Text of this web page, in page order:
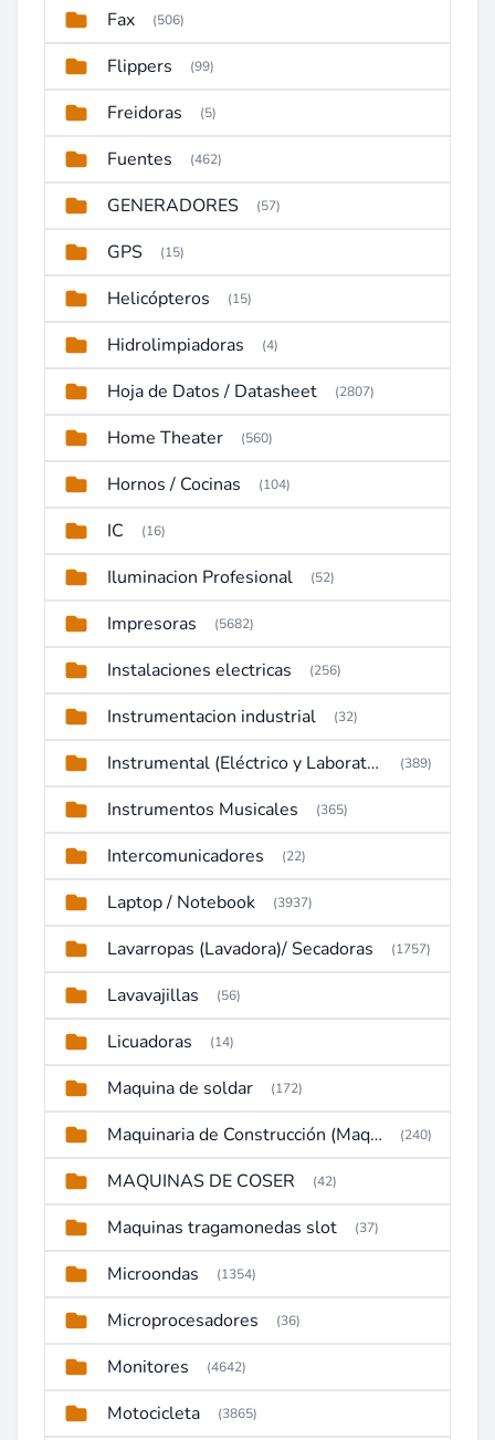
Fax (506)
Flippers (99)
Freidoras (5)
Fuentes (462)
GENERADORES (57)
GPS (15)
Helicópteros (15)
Hidrolimpiadoras (4)
Hoja de Datos / Datasheet (2807)
Home Theater (560)
Hornos / Cocinas (104)
IC (16)
Iluminacion Profesional (52)
Impresoras (5682)
Instalaciones electricas (256)
Instrumentacion industrial (32)
Instrumental (Eléctrico y Laboratorio) (389)
Instrumentos Musicales (365)
Intercomunicadores (22)
Laptop / Notebook (3937)
Lavarropas (Lavadora)/ Secadoras (1757)
Lavavajillas (56)
Licuadoras (14)
Maquina de soldar (172)
Maquinaria de Construcción (Maquinaria Pesada) (240)
MAQUINAS DE COSER (42)
Maquinas tragamonedas slot (37)
Microondas (1354)
Microprocesadores (36)
Monitores (4642)
Motocicleta (3865)